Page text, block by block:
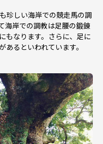
珍しい海岸での競走馬の調
海岸での調教は足腰の鍛錬
もなります。さらに、足に
あるといわれています。